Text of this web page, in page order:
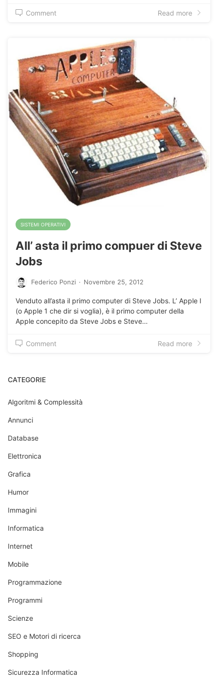
Comment Read more
SISTEMI OPERATIVI
All’ asta il primo compuer di Steve
Jobs
Federico Ponzi · Novembre 25, 2012
Venduto all’asta il primo computer di Steve Jobs. L’ Apple I
(o Apple 1 che dir si voglia), è il primo computer della
Apple concepito da Steve Jobs e Steve…
Comment Read more
CATEGORIE
Algoritmi & Complessità
Annunci
Database
Elettronica
Grafica
Humor
Immagini
Informatica
Internet
Mobile
Programmazione
Programmi
Scienze
SEO e Motori di ricerca
Shopping
Sicurezza Informatica